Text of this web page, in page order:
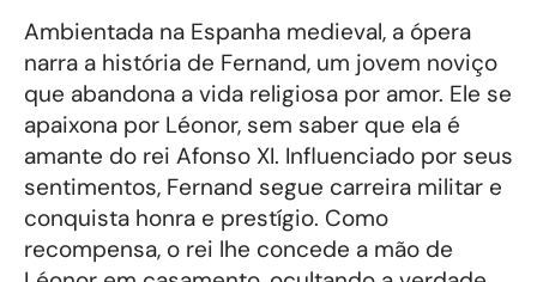
Ambientada na Espanha medieval, a ópera
narra a história de Fernand, um jovem noviço
que abandona a vida religiosa por amor. Ele se
apaixona por Léonor, sem saber que ela é
amante do rei Afonso XI. Influenciado por seus
sentimentos, Fernand segue carreira militar e
conquista honra e prestígio. Como
recompensa, o rei lhe concede a mão de